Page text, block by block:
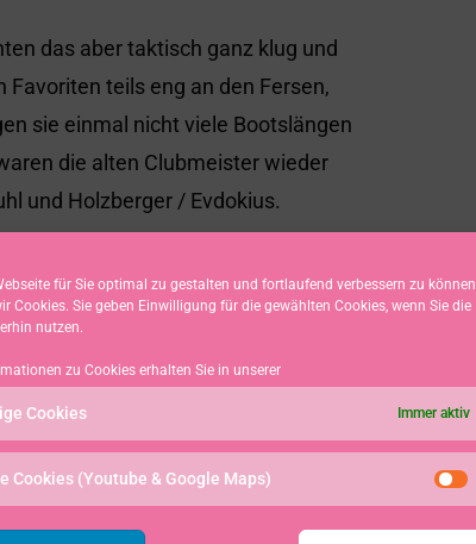
für Sie optimal zu gestalten und fortlaufend verbessern zu können,
Cookies. Sie geben Einwilligung für die gewählten Cookies, wenn Sie die
nutzen.
zu Cookies erhalten Sie in unserer
Cookies Immer aktiv
Cookies (Youtube & Google Maps)
das aber taktisch ganz klug und
Favoriten teils eng an den Fersen,
sie einmal nicht viele Bootslängen
die alten Clubmeister wieder
und Holzberger / Evdokius.
über die Bühne. Hier
Thomas Conrad.